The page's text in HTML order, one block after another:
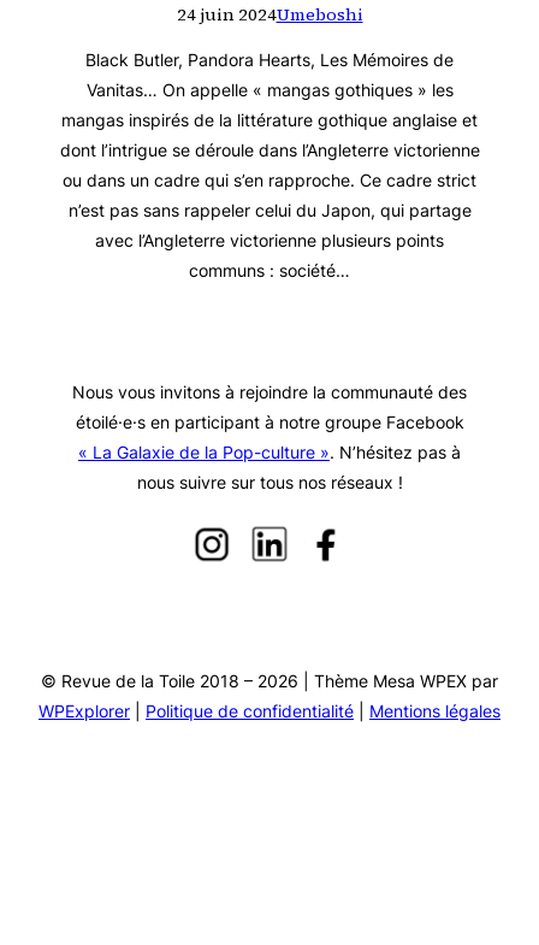
24 juin 2024Umeboshi
Black Butler, Pandora Hearts, Les Mémoires de
Vanitas… On appelle « mangas gothiques » les
mangas inspirés de la littérature gothique anglaise et
dont l’intrigue se déroule dans l’Angleterre victorienne
ou dans un cadre qui s’en rapproche. Ce cadre strict
n’est pas sans rappeler celui du Japon, qui partage
avec l’Angleterre victorienne plusieurs points
communs : société…
Nous vous invitons à rejoindre la communauté des
étoilé·e·s en participant à notre groupe Facebook
« La Galaxie de la Pop-culture ». N’hésitez pas à
nous suivre sur tous nos réseaux !
© Revue de la Toile 2018 – 2026 | Thème Mesa WPEX par
WPExplorer
Politique de confidentialité Mentions légales